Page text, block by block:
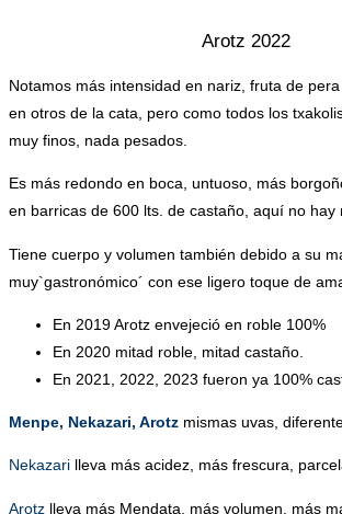
Arotz 2022
Notamos más intensidad en nariz, fruta de
en otros de la cata, pero como todos los
muy finos, nada pesados.
Es más redondo en boca, untuoso, más
en barricas de 600 lts. de castaño, aquí no hay
Tiene cuerpo y volumen también debido a su
muy`gastronómico´ con ese ligero toque de
En 2019 Arotz envejeció en roble 100%
En 2020 mitad roble, mitad castaño.
En 2021, 2022, 2023 fueron ya 100%
Menpe, Nekazari, Arotz mismas uvas,
Nekazari lleva más acidez, más frescura,
Arotz lleva más Mendata, más volumen, más